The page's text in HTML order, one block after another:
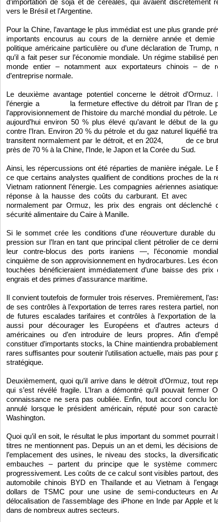
vers le Brésil et l’Argentine.
Pour la Chine, l’avantage le plus immédiat est une plus grande
importants encourus au cours de la dernière année et demie
politique américaine particulière ou d’une déclaration de Trump,
qu’il a fait peser sur l’économie mondiale. Un régime stabilisé
monde entier – notamment aux exportateurs chinois – de
d’entreprise normale.
Le deuxième avantage potentiel concerne le détroit d’Ormuz.
l’énergie a
la fermeture effective du détroit par l’Iran de
l’approvisionnement de l’histoire du marché mondial du pétrole.
aujourd’hui environ 50 % plus élevé qu’avant le début de la
contre l’Iran. Environ 20 % du pétrole et du gaz naturel liquéfié
transitent normalement par le détroit, et en 2024,
de ce
près de 70 % à la Chine, l’Inde, le Japon et la Corée du Sud.
Ainsi, les répercussions ont été réparties de manière inégale. Le
ce que certains analystes qualifient de conditions proches de la
Vietnam rationnent l’énergie. Les compagnies aériennes
réponse à la hausse des coûts du carburant. Et avec
normalement par Ormuz, les prix des engrais ont déclenché
sécurité alimentaire du Caire à Manille.
Si le sommet crée les conditions d’une réouverture durable
pression sur l’Iran en tant que principal client pétrolier de ce
leur contre-blocus des ports iraniens —, l’économie
cinquième de son approvisionnement en hydrocarbures. Les
touchées bénéficieraient immédiatement d’une baisse des
engrais et des primes d’assurance maritime.
Il convient toutefois de formuler trois réserves. Premièrement,
de ses contrôles à l’exportation de terres rares restera partiel,
de futures escalades tarifaires et contrôles à l’exportation de
aussi pour décourager les Européens et d’autres acteurs
américaines ou d’en introduire de leurs propres. Afin
constituer d’importants stocks, la Chine maintiendra
rares suffisantes pour soutenir l’utilisation actuelle, mais pas pour
stratégique.
Deuxièmement, quoi qu’il arrive dans le détroit d’Ormuz, tout
qui s’est révélé fragile. L’Iran a démontré qu’il pouvait fermer
connaissance ne sera pas oubliée. Enfin, tout accord conclu
annulé lorsque le président américain, réputé pour son
Washington.
Quoi qu’il en soit, le résultat le plus important du sommet
titres ne mentionnent pas. Depuis un an et demi, les décisions
l’emplacement des usines, le niveau des stocks, la
embauches – partent du principe que le système
progressivement. Les coûts de ce calcul sont visibles partout,
automobile chinois BYD en Thaïlande et au Vietnam à
dollars de TSMC pour une usine de semi-conducteurs en
délocalisation de l’assemblage des iPhone en Inde par Apple et
dans de nombreux autres secteurs.